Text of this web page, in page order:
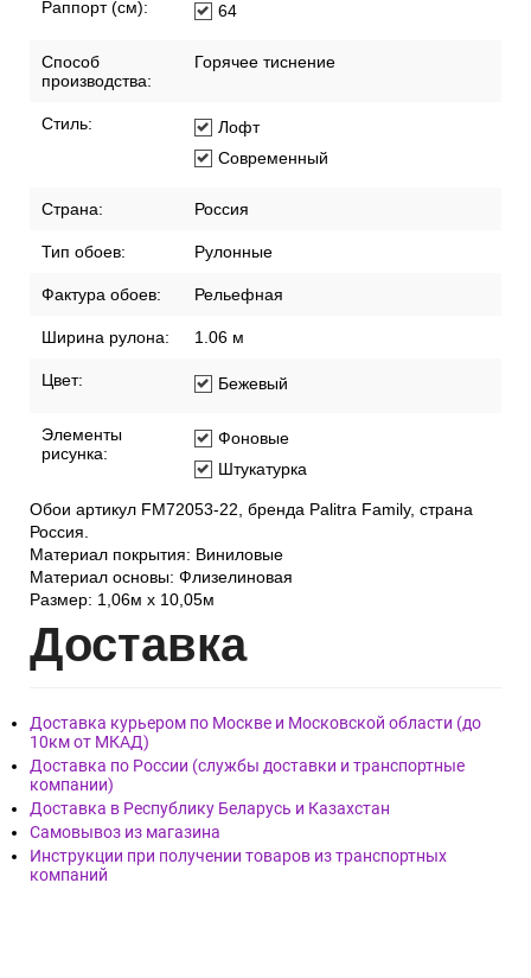
Раппорт (см): 64
Способ
производства:
Горячее тиснение
Стиль:
Лофт
Современный
Страна: Россия
Тип обоев: Рулонные
Фактура обоев: Рельефная
Ширина рулона: 1.06 м
Цвет: Бежевый
Элементы
рисунка:
Фоновые
Штукатурка
Обои артикул FM72053-22, бренда Palitra Family, страна
Россия.
Материал покрытия: Виниловые
Материал основы: Флизелиновая
Размер: 1,06м х 10,05м
Доставка
Доставка курьером по Москве и Московской области (до
10км от МКАД)
Доставка по России (службы доставки и транспортные
компании)
Доставка в Республику Беларусь и Казахстан
Самовывоз из магазина
Инструкции при получении товаров из транспортных
компаний